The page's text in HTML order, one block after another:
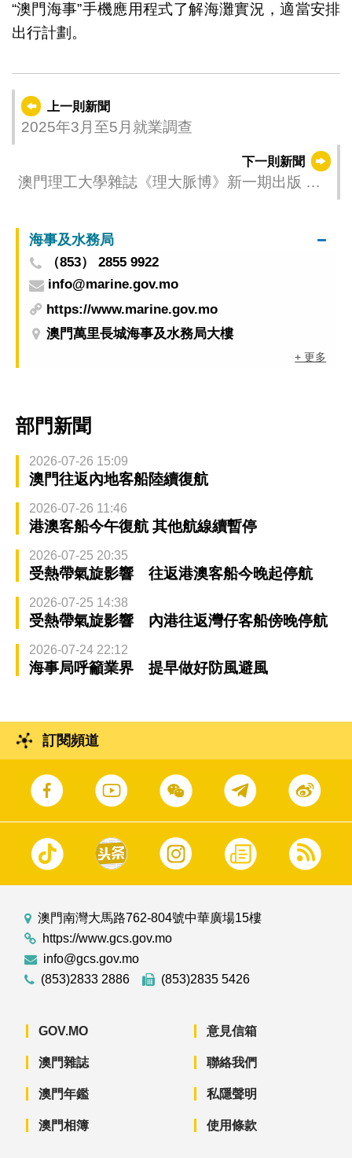
“澳門海事”手機應用程式了解海灘實況，適當安排
出行計劃。
上一則新聞
2025年3月至5月就業調查
下一則新聞
澳門理工大學雜誌《理大脈博》新一期出版 聚
海事及水務局
（853） 2855 9922
info@marine.gov.mo
https://www.marine.gov.mo
澳門萬里長城海事及水務局大樓
+ 更多
部門新聞
2026-07-26 15:09
澳門往返內地客船陸續復航
2026-07-26 11:46
港澳客船今午復航 其他航線續暫停
2026-07-25 20:35
受熱帶氣旋影響 往返港澳客船今晚起停航
2026-07-25 14:38
受熱帶氣旋影響 內港往返灣仔客船傍晚停航
2026-07-24 22:12
海事局呼籲業界 提早做好防風避風
訂閱頻道
澳門南灣大馬路762-804號中華廣場15樓
https://www.gcs.gov.mo
info@gcs.gov.mo
(853)2833 2886
(853)2835 5426
GOV.MO
澳門雜誌
澳門年鑑
澳門相簿
意見信箱
聯絡我們
私隱聲明
使用條款